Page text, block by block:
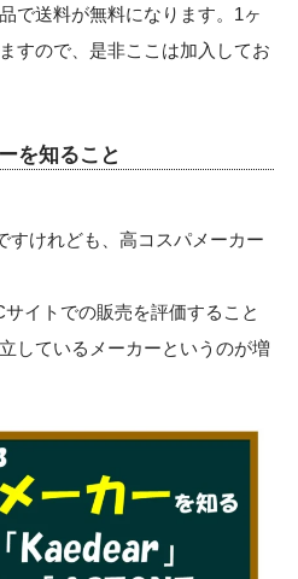
で送料が無料になります。1ヶ
すので、是非ここは加入してお
を知ること
すけれども、高コスパメーカー
イトでの販売を評価すること
しているメーカーというのが増